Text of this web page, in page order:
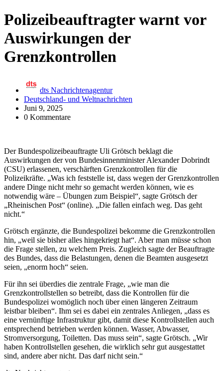
Polizeibeauftragter warnt vor
Auswirkungen der
Grenzkontrollen
dts Nachrichtenagentur
Deutschland- und Weltnachrichten
Juni 9, 2025
0 Kommentare
Der Bundespolizeibeauftragte Uli Grötsch beklagt die
Auswirkungen der von Bundesinnenminister Alexander Dobrindt
(CSU) erlassenen, verschärften Grenzkontrollen für die
Polizeikräfte. „Was ich feststelle ist, dass wegen der Grenzkontrollen
andere Dinge nicht mehr so gemacht werden können, wie es
notwendig wäre – Übungen zum Beispiel“, sagte Grötsch der
„Rheinischen Post“ (online). „Die fallen einfach weg. Das geht
nicht.“
Grötsch ergänzte, die Bundespolizei bekomme die Grenzkontrollen
hin, „weil sie bisher alles hingekriegt hat“. Aber man müsse schon
die Frage stellen, zu welchem Preis. Zugleich sagte der Beauftragte
des Bundes, dass die Belastungen, denen die Beamten ausgesetzt
seien, „enorm hoch“ seien.
Für ihn sei überdies die zentrale Frage, „wie man die
Grenzkontrollstellen so betreibt, dass die Kontrollen für die
Bundespolizei womöglich noch über einen längeren Zeitraum
leistbar bleiben“. Ihm sei es dabei ein zentrales Anliegen, „dass es
eine vernünftige Infrastruktur gibt, damit diese Kontrollstellen auch
entsprechend betrieben werden können. Wasser, Abwasser,
Stromversorgung, Toiletten. Das muss sein“, sagte Grötsch. „Wir
haben Kontrollstellen gesehen, die wirklich sehr gut ausgestattet
sind, andere aber nicht. Das darf nicht sein.“